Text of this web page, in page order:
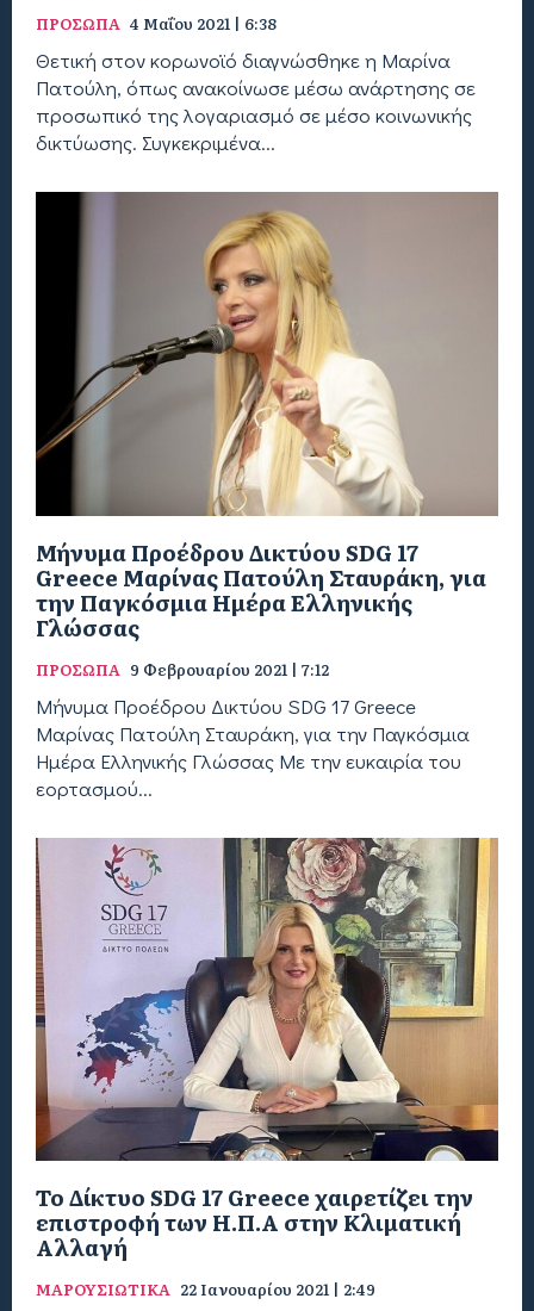
ΠΡΟΣΩΠΑ 4 Μαΐου 2021 | 6:38
Θετική στον κορωνοϊό διαγνώσθηκε η Μαρίνα
Πατούλη, όπως ανακοίνωσε μέσω ανάρτησης σε
προσωπικό της λογαριασμό σε μέσο κοινωνικής
δικτύωσης. Συγκεκριμένα...
Μήνυμα Προέδρου Δικτύου SDG 17
Greece Μαρίνας Πατούλη Σταυράκη, για
την Παγκόσμια Ημέρα Ελληνικής
Γλώσσας
ΠΡΟΣΩΠΑ 9 Φεβρουαρίου 2021 | 7:12
Μήνυμα Προέδρου Δικτύου SDG 17 Greece
Μαρίνας Πατούλη Σταυράκη, για την Παγκόσμια
Ημέρα Ελληνικής Γλώσσας Με την ευκαιρία του
εορτασμού...
Το Δίκτυο SDG 17 Greece χαιρετίζει την
επιστροφή των Η.Π.Α στην Κλιματική
Αλλαγή
ΜΑΡΟΥΣΙΩΤΙΚΑ 22 Ιανουαρίου 2021 | 2:49